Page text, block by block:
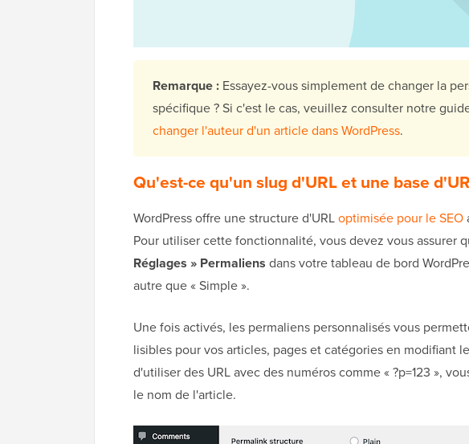
Remarque : Essayez-vous simplement de changer la
spécifique ? Si c'est le cas, veuillez consulter notre
changer l'auteur d'un article dans WordPress.
Qu'est-ce qu'un slug d'URL et une base
WordPress offre une structure d'URLoptimisée pour le SEO
Pour utiliser cette fonctionnalité, vous devez vous assurer
Réglages » Permaliens dans votre tableau de bord
autre que « Simple ».
Une fois activés, les permaliens personnalisés vous
lisibles pour vos articles, pages et catégories en modifiant
d'utiliser des URL avec des numéros comme « ?p=123 »,
le nom de l'article.